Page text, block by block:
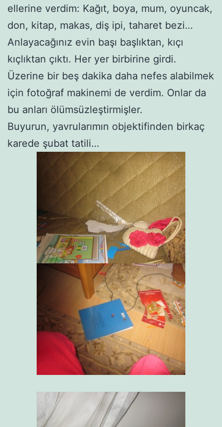
ellerine verdim: Kağıt, boya, mum, oyuncak,
don, kitap, makas, diş ipi, taharet bezi…
Anlayacağınız evin başı başlıktan, kıçı
kıçlıktan çıktı. Her yer birbirine girdi.
Üzerine bir beş dakika daha nefes alabilmek
için fotoğraf makinemi de verdim. Onlar da
bu anları ölümsüzleştirmişler.
Buyurun, yavrularımın objektifinden birkaç
karede şubat tatili…